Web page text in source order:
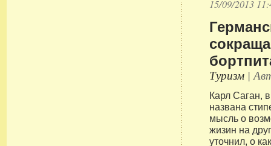
15/09/2013
Туризм |
Карл Саган,
названа
мысль о
жизин на
уточнил, о